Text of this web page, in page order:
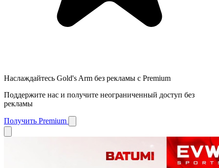
Наслаждайтесь Gold's Arm без рекламы с Premium
Поддержите нас и получите неограниченный доступ без
рекламы
Получить Premium